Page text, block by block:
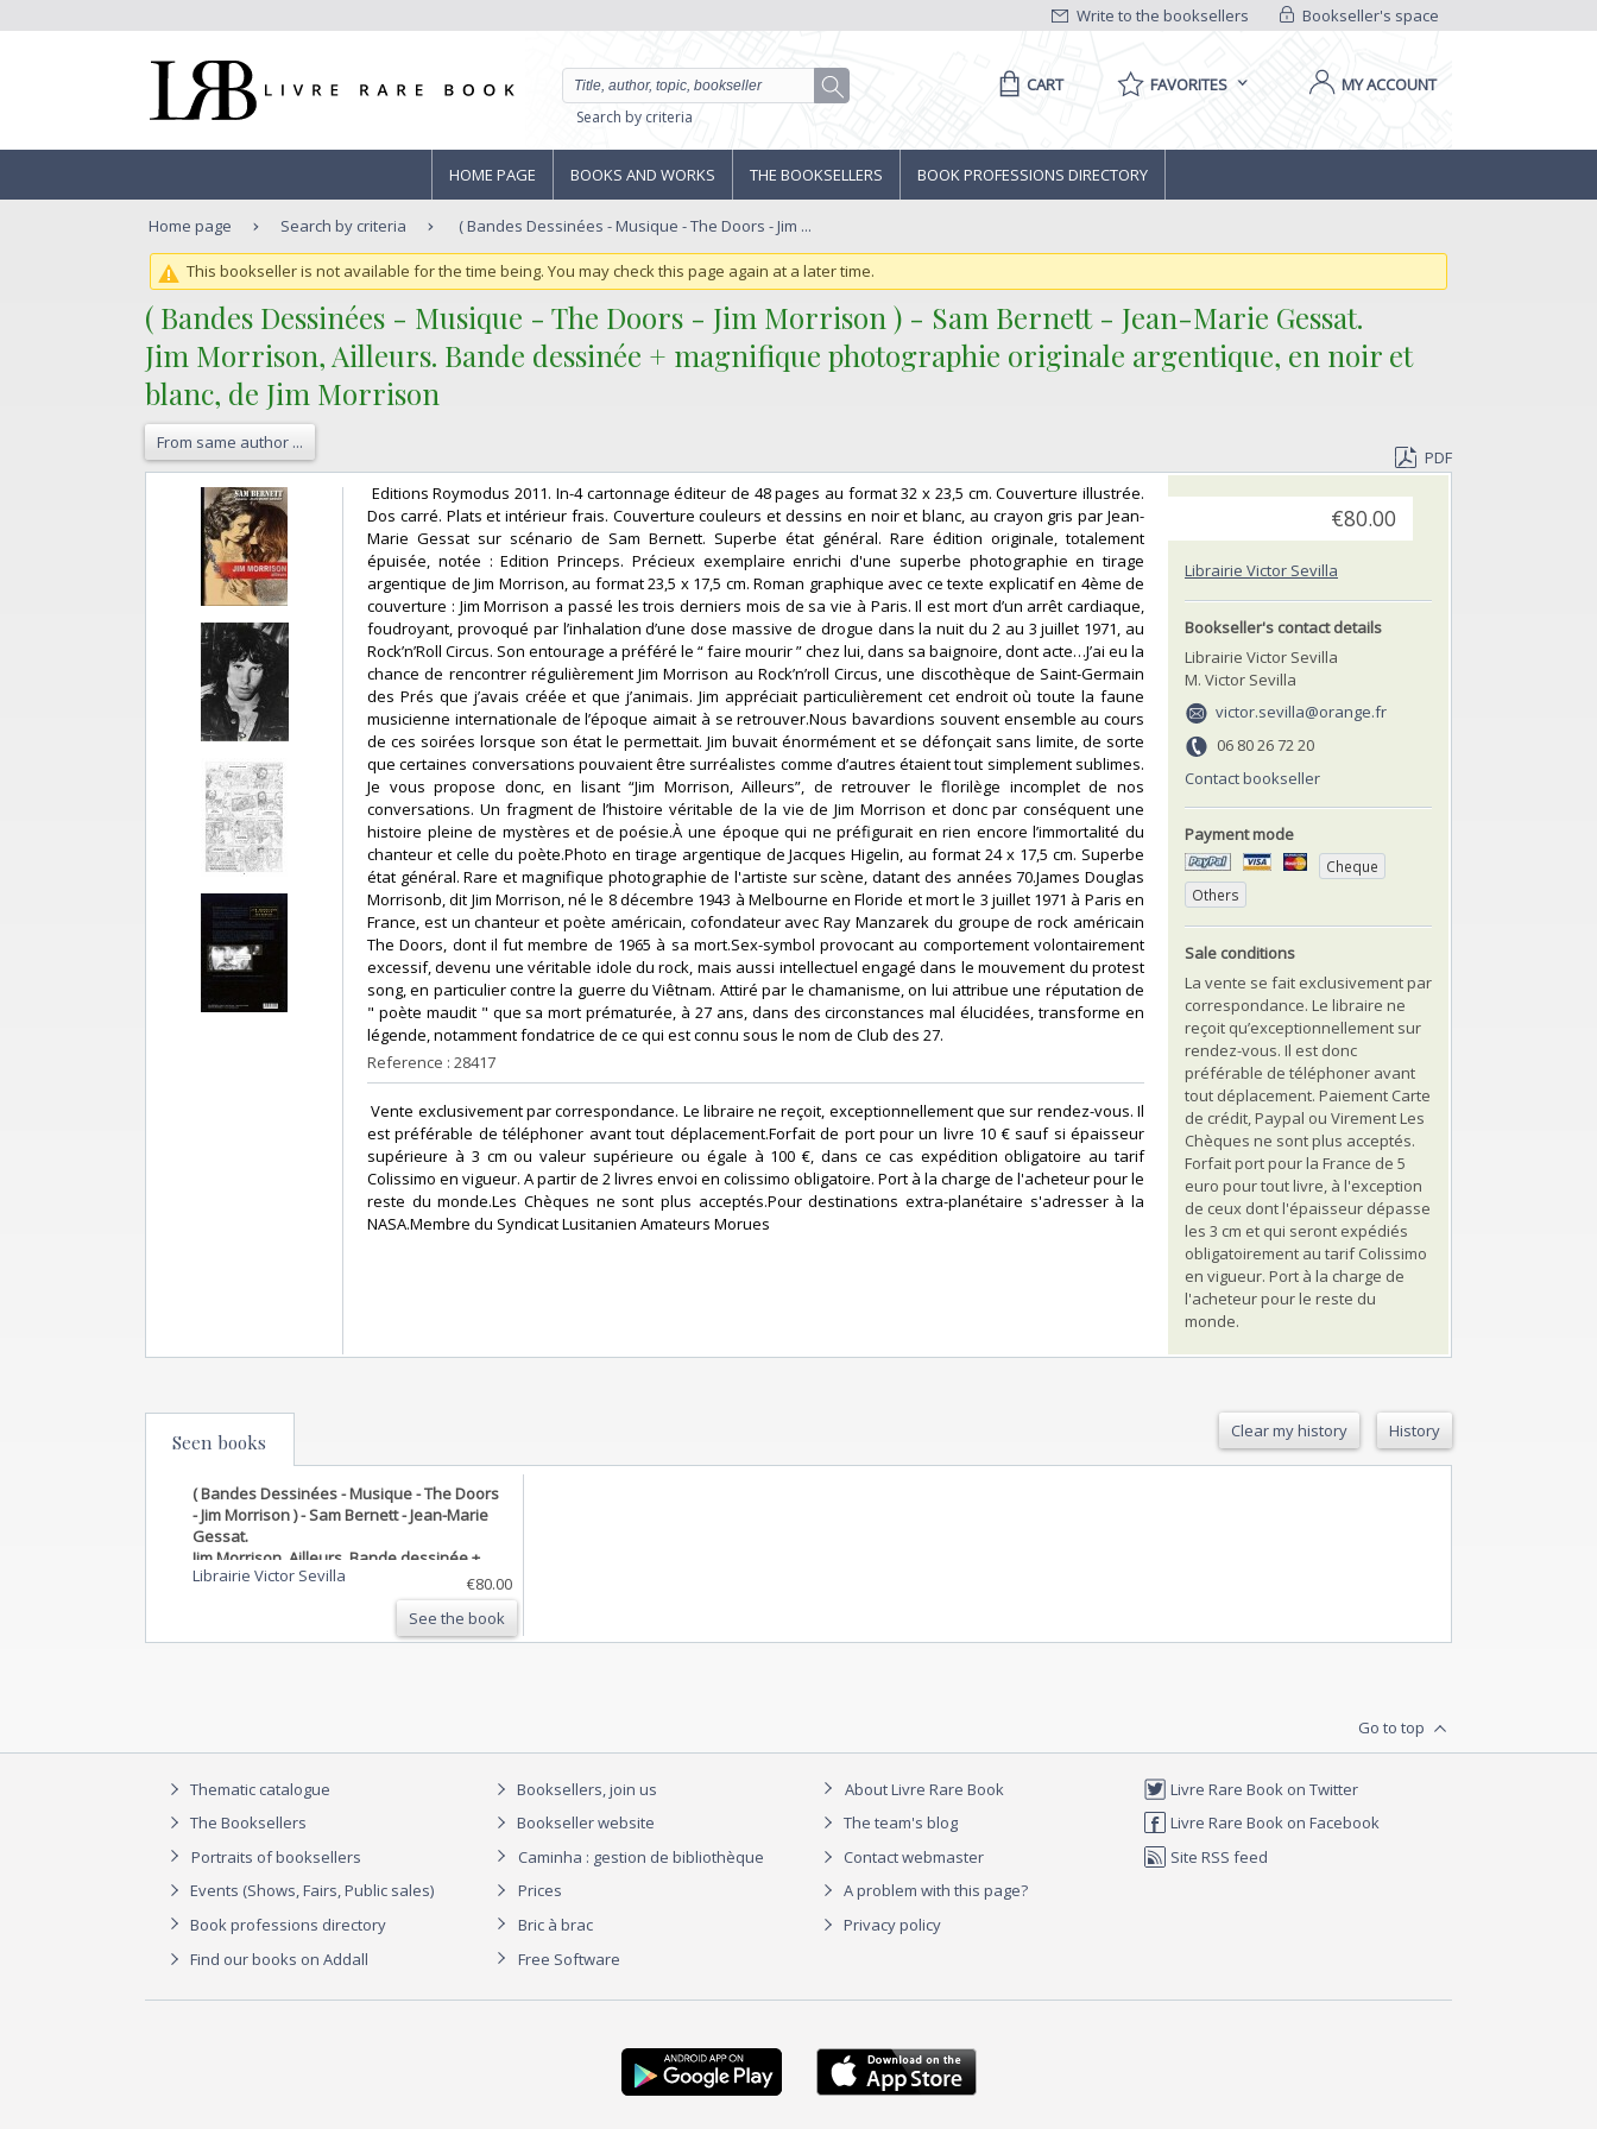
Bookseller's space
Write to the booksellers
Search by criteria
CART FAVORITES MY ACCOUNT
HOME PAGE BOOKS AND WORKS THE BOOKSELLERS BOOK PROFESSIONS DIRECTORY
Home page Search by criteria ( Bandes Dessinées - Musique - The Doors - Jim ...
This bookseller is not available for the time being. You may check this page again at a later time.
‎( Bandes Dessinées - Musique - The Doors - Jim Morrison ) - Sam Bernett - Jean-Marie Gessat.‎
‎Jim Morrison, Ailleurs. Bande dessinée + magnifique photographie originale argentique, en noir et
blanc, de Jim Morrison‎
From same author ...
PDF
‎ Editions Roymodus 2011. In-4 cartonnage éditeur de 48 pages au format 32 x 23,5 cm. Couverture illustrée.
Dos carré. Plats et intérieur frais. Couverture couleurs et dessins en noir et blanc, au crayon gris par Jean-
Marie Gessat sur scénario de Sam Bernett. Superbe état général. Rare édition originale, totalement
épuisée, notée : Edition Princeps. Précieux exemplaire enrichi d'une superbe photographie en tirage
argentique de Jim Morrison, au format 23,5 x 17,5 cm. Roman graphique avec ce texte explicatif en 4ème de
couverture : Jim Morrison a passé les trois derniers mois de sa vie à Paris. Il est mort d’un arrêt cardiaque,
foudroyant, provoqué par l’inhalation d’une dose massive de drogue dans la nuit du 2 au 3 juillet 1971, au
Rock’n’Roll Circus. Son entourage a préféré le “ faire mourir ” chez lui, dans sa baignoire, dont acte…J’ai eu la
chance de rencontrer régulièrement Jim Morrison au Rock’n’roll Circus, une discothèque de Saint-Germain
des Prés que j’avais créée et que j’animais. Jim appréciait particulièrement cet endroit où toute la faune
musicienne internationale de l’époque aimait à se retrouver.Nous bavardions souvent ensemble au cours
de ces soirées lorsque son état le permettait. Jim buvait énormément et se défonçait sans limite, de sorte
que certaines conversations pouvaient être surréalistes comme d’autres étaient tout simplement sublimes.
Je vous propose donc, en lisant “Jim Morrison, Ailleurs”, de retrouver le florilège incomplet de nos
conversations. Un fragment de l’histoire véritable de la vie de Jim Morrison et donc par conséquent une
histoire pleine de mystères et de poésie.À une époque qui ne préfigurait en rien encore l’immortalité du
chanteur et celle du poète.Photo en tirage argentique de Jacques Higelin, au format 24 x 17,5 cm. Superbe
état général. Rare et magnifique photographie de l'artiste sur scène, datant des années 70.James Douglas
Morrisonb, dit Jim Morrison, né le 8 décembre 1943 à Melbourne en Floride et mort le 3 juillet 1971 à Paris en
France, est un chanteur et poète américain, cofondateur avec Ray Manzarek du groupe de rock américain
The Doors, dont il fut membre de 1965 à sa mort.Sex-symbol provocant au comportement volontairement
excessif, devenu une véritable idole du rock, mais aussi intellectuel engagé dans le mouvement du protest
song, en particulier contre la guerre du Viêtnam. Attiré par le chamanisme, on lui attribue une réputation de
" poète maudit " que sa mort prématurée, à 27 ans, dans des circonstances mal élucidées, transforme en
légende, notamment fondatrice de ce qui est connu sous le nom de Club des 27.‎
Reference : 28417
‎ Vente exclusivement par correspondance. Le libraire ne reçoit, exceptionnellement que sur rendez-vous. Il
est préférable de téléphoner avant tout déplacement.Forfait de port pour un livre 10 € sauf si épaisseur
supérieure à 3 cm ou valeur supérieure ou égale à 100 €, dans ce cas expédition obligatoire au tarif
Colissimo en vigueur. A partir de 2 livres envoi en colissimo obligatoire. Port à la charge de l'acheteur pour le
reste du monde.Les Chèques ne sont plus acceptés.Pour destinations extra-planétaire s'adresser à la
NASA.Membre du Syndicat Lusitanien Amateurs Morues‎
€80.00
Librairie Victor Sevilla
Bookseller's contact details
Librairie Victor Sevilla
M. Victor Sevilla
victor.sevilla@orange.fr
06 80 26 72 20
Contact bookseller
Payment mode
Cheque
Others
Sale conditions
La vente se fait exclusivement par
correspondance. Le libraire ne
reçoit qu’exceptionnellement sur
rendez-vous. Il est donc
préférable de téléphoner avant
tout déplacement. Paiement Carte
de crédit, Paypal ou Virement Les
Chèques ne sont plus acceptés.
Forfait port pour la France de 5
euro pour tout livre, à l'exception
de ceux dont l'épaisseur dépasse
les 3 cm et qui seront expédiés
obligatoirement au tarif Colissimo
en vigueur. Port à la charge de
l'acheteur pour le reste du
monde.
Seen books Clear my history History
( Bandes Dessinées - Musique - The Doors
- Jim Morrison ) - Sam Bernett - Jean-Marie
Gessat.
Jim Morrison, Ailleurs. Bande dessinée +
magnifique photographie originale
argentique, en noir et blanc, de Jim
Librairie Victor Sevilla
€80.00
See the book
Go to top
Thematic catalogue
The Booksellers
Portraits of booksellers
Events (Shows, Fairs, Public sales)
Book professions directory
Find our books on Addall
Booksellers, join us
Bookseller website
Caminha : gestion de bibliothèque
Prices
Bric à brac
Free Software
About Livre Rare Book
The team's blog
Contact webmaster
A problem with this page?
Privacy policy
Livre Rare Book on Twitter
Livre Rare Book on Facebook
Site RSS feed